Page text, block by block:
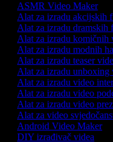
ASMR Video Maker
Alat za izradu akcijskih
Alat za izradu dramskih
Alat za izradu komičnih
Alat za izradu modnih
Alat za izradu teaser
Alat za izradu unboxing
Alat za izradu video
Alat za izradu video
Alat za izradu video
Alat za video
Android Video Maker
DIY izrađivač videa